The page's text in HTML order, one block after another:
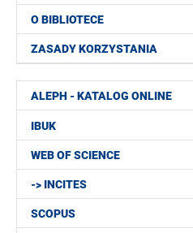
O BIBLIOTECE
ZASADY KORZYSTANIA
ALEPH - KATALOG ONLINE
IBUK
WEB OF SCIENCE
-> INCITES
SCOPUS